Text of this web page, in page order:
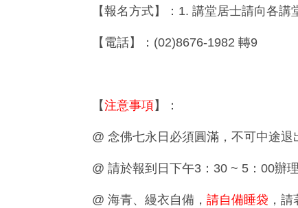
【報名方式】： 1.講堂居士請向各講
【電話】：(02)8676-1982 轉9
【注意事項】：
@ 念佛七永日 必須圓滿 ，不可中途
@ 請於報到日下午3 ： 30 ~ 5 ：00辦
@ 海青、縵衣自備，請自備睡袋 ，請